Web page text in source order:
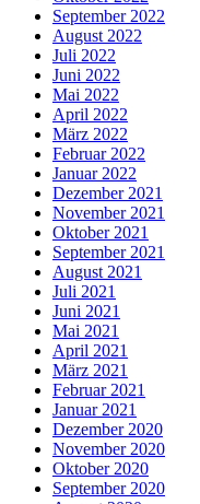
September 2022
August 2022
Juli 2022
Juni 2022
Mai 2022
April 2022
März 2022
Februar 2022
Januar 2022
Dezember 2021
November 2021
Oktober 2021
September 2021
August 2021
Juli 2021
Juni 2021
Mai 2021
April 2021
März 2021
Februar 2021
Januar 2021
Dezember 2020
November 2020
Oktober 2020
September 2020